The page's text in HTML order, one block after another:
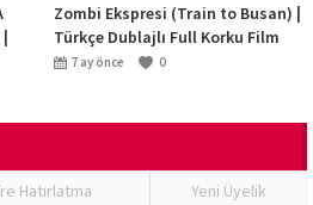
Zombi Ekspresi (Train to Busan) |
Türkçe Dublajlı Full Korku Film
İzle7 ay önce 0
Hatırlatma Yeni Üyelik